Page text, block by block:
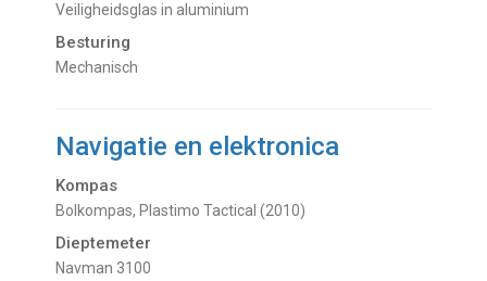
Veiligheidsglas in aluminium
Besturing
Mechanisch
Navigatie en elektronica
Kompas
Bolkompas, Plastimo Tactical (2010)
Dieptemeter
Navman 3100